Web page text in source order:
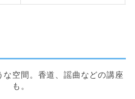
な空間。香道、謡曲などの講座
も。